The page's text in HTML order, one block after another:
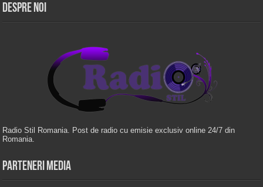
Despre Noi
Radio Stil Romania. Post de radio cu emisie exclusiv online 24/7 din
Romania.
Parteneri Media